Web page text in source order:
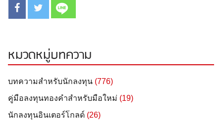
หมวดหมู่บทความ
บทความสำหรับนักลงทุน (776)
คู่มือลงทุนทองคำสำหรับมือใหม่ (19)
นักลงทุนอินเตอร์โกลด์ (26)